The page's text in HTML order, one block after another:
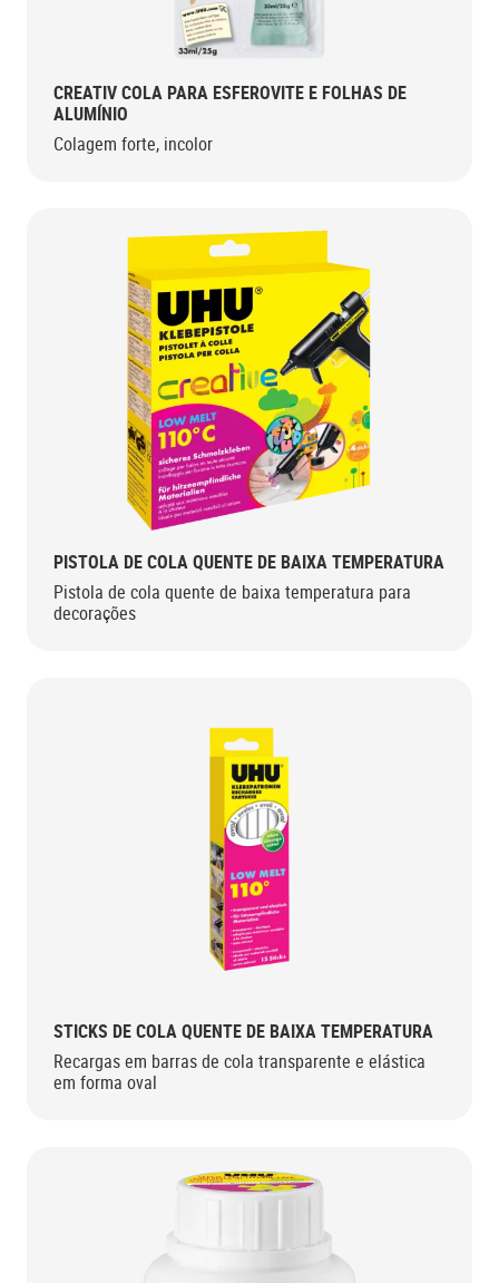
CREATIV COLA PARA ESFEROVITE E FOLHAS DE
ALUMÍNIO
Colagem forte, incolor
PISTOLA DE COLA QUENTE DE BAIXA TEMPERATURA
Pistola de cola quente de baixa temperatura para
decorações
STICKS DE COLA QUENTE DE BAIXA TEMPERATURA
Recargas em barras de cola transparente e elástica
em forma oval